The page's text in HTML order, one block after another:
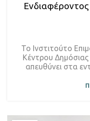
Το Ινστιτούτο
Κέντρου Δημόσιας
απευθύνει στα